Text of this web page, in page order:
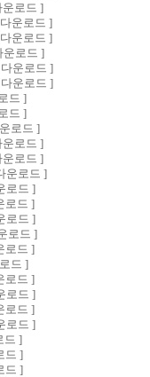
로드 ]
운로드 ]
운로드 ]
운로드 ]
운로드 ]
운로드 ]
드 ]
드 ]
로드 ]
운로드 ]
운로드 ]
운로드 ]
로드 ]
로드 ]
로드 ]
로드 ]
로드 ]
드 ]
로드 ]
로드 ]
로드 ]
로드 ]
드 ]
드 ]
드 ]